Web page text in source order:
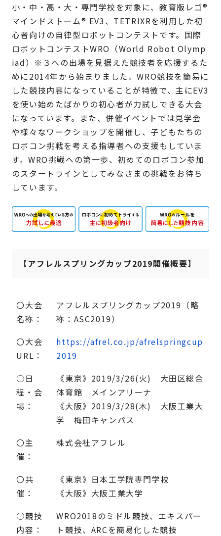
小・中・高・大・専門学校を対象に、教育版レゴ®
マインドストーム® EV3、TETRIXRを利用した初
心者向けの自律型ロボットコンテストです。国際
ロボットコンテストWRO（World Robot Olymp
iad）※３への出場を見据えた競技者を応援するた
めに2014年から始まりました。WRO競技を簡易に
した競技内容になっていることが特徴で、主にEV3
を使い始めたばかりの初心者が力試しできる大会
になっています。また、併催イベントでは見学会
や様々なワークショップを開催し、子どもたちの
ロボコン挑戦を考える指導者への支援もしていま
す。WRO挑戦への第一歩、初めてのロボコン参加
のスタートラインとしてみなさまの挑戦をお待ち
しています。
【アフレルスプリングカップ2019開催概要】
〇大会
名称：
アフレルスプリングカップ2019（略
称：ASC2019）
〇大会
URL：
https://afrel.co.jp/afrelspringcup
2019
○日
程・会
場：
《東京》2019/3/26(火) 大田区総合
体育館 メインアリーナ
《大阪》2019/3/28(木) 大阪工業大
学 梅田キャンパス
〇主
催：
株式会社アフレル
〇共
催：
《東京》日本工学院専門学校
《大阪》大阪工業大学
○競技
内容：
WRO2018のミドル競技、エキスパー
ト競技、ARCを簡易化した競技